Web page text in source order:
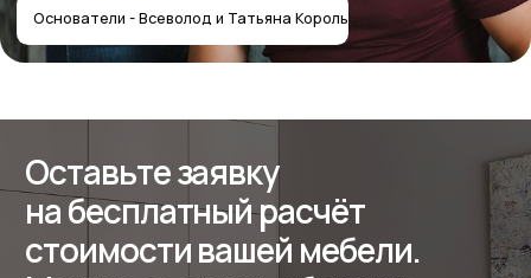
мебели — работаем с 2012 года
Главная
Наши работы
Контакты салона
+7 (495) 744-74-20
г. Москва, шоссе
Контактная информация